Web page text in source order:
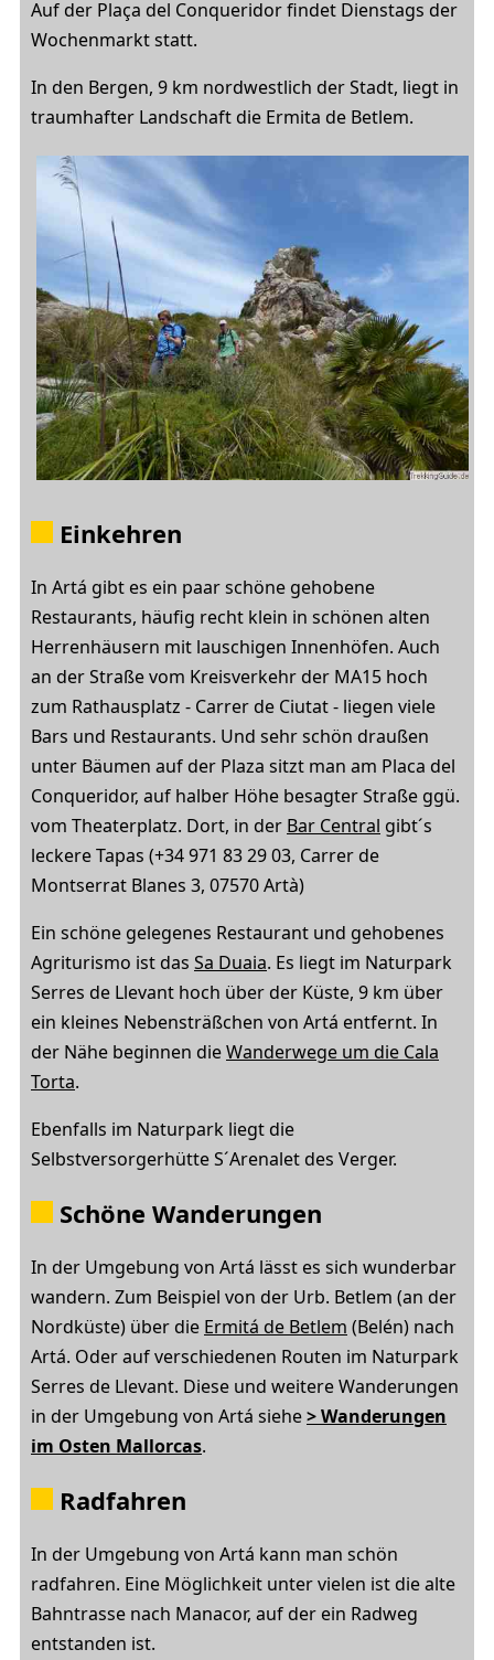
Auf der Plaça del Conqueridor findet Dienstags der
Wochenmarkt statt.
In den Bergen, 9 km nordwestlich der Stadt, liegt in
traumhafter Landschaft die Ermita de Betlem.
Einkehren
In Artá gibt es ein paar schöne gehobene
Restaurants, häufig recht klein in schönen alten
Herrenhäusern mit lauschigen Innenhöfen. Auch
an der Straße vom Kreisverkehr der MA15 hoch
zum Rathausplatz - Carrer de Ciutat - liegen viele
Bars und Restaurants. Und sehr schön draußen
unter Bäumen auf der Plaza sitzt man am Placa del
Conqueridor, auf halber Höhe besagter Straße ggü.
vom Theaterplatz. Dort, in der Bar Central gibt´s
leckere Tapas (+34 971 83 29 03, Carrer de
Montserrat Blanes 3, 07570 Artà)
Ein schöne gelegenes Restaurant und gehobenes
Agriturismo ist das Sa Duaia. Es liegt im Naturpark
Serres de Llevant hoch über der Küste, 9 km über
ein kleines Nebensträßchen von Artá entfernt. In
der Nähe beginnen dieWanderwege um die Cala
Torta.
Ebenfalls im Naturpark liegt die
Selbstversorgerhütte S´Arenalet des Verger.
Schöne Wanderungen
In der Umgebung von Artá lässt es sich wunderbar
wandern. Zum Beispiel von der Urb. Betlem (an der
Nordküste) über die Ermitá de Betlem (Belén) nach
Artá. Oder auf verschiedenen Routen im Naturpark
Serres de Llevant. Diese und weitere Wanderungen
in der Umgebung von Artá siehe> Wanderungen
im Osten Mallorcas.
Radfahren
In der Umgebung von Artá kann man schön
radfahren. Eine Möglichkeit unter vielen ist die alte
Bahntrasse nach Manacor, auf der ein Radweg
entstanden ist.